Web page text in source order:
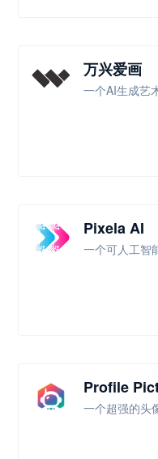
万兴爱画
一个AI生成艺
Pixela AI
一个可人工智
Profile
一个超强的头